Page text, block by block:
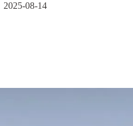
2025-08-14